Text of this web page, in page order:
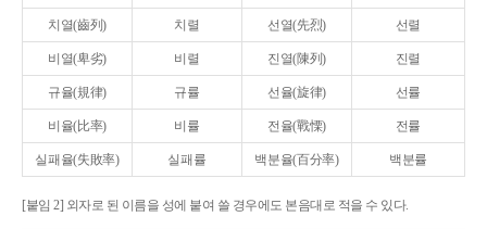
치열(齒列) 치렬 선열(先烈) 선렬
비열(卑劣) 비렬 진열(陳列) 진렬
규율(規律) 규률 선율(旋律) 선률
비율(比率) 비률 전율(戰慄) 전률
실패율(失敗率) 실패률 백분율(百分率) 백분률
[붙임 2] 외자로 된 이름을 성에 붙여 쓸 경우에도 본음대로 적을 수 있다.